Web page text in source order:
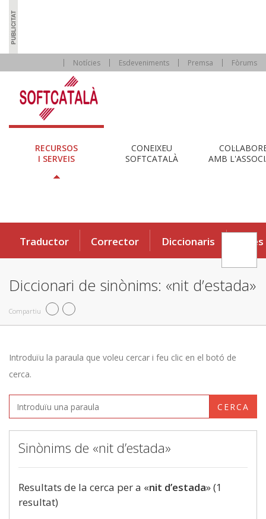
Notícies Esdeveniments Premsa Fòrums
RECURSOS
I SERVEIS
CONEIXEU
SOFTCATALÀ
AMB
Traductor Corrector Diccionaris Eines
Diccionari de sinònims: «nit d’estada»
Compartiu
Introduïu la paraula que voleu cercar i feu clic en el botó de
cerca.
CERCA
Sinònims de «nit d’estada»
Resultats de la cerca per a «nit d’estada» (1
resultat)